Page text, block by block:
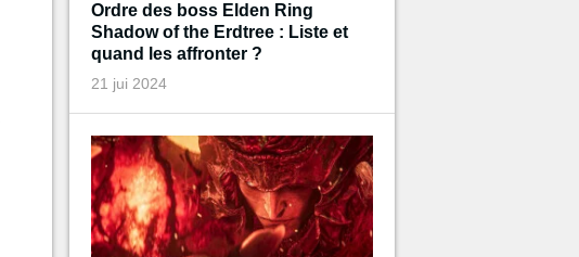
Ordre des boss Elden Ring
Shadow of the Erdtree : Liste et
quand les affronter ?
21 jui 2024